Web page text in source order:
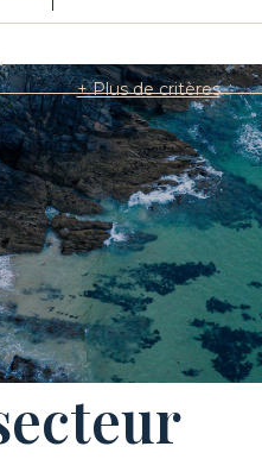
+ Plus de critères